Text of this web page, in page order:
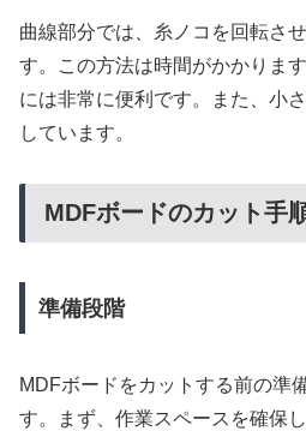
曲線部分では、糸ノコを回転さ
す。この方法は時間がかかりま
には非常に便利です。また、小
しています。
MDFボードのカット手
準備段階
MDFボードをカットする前の準
す。まず、作業スペースを確保